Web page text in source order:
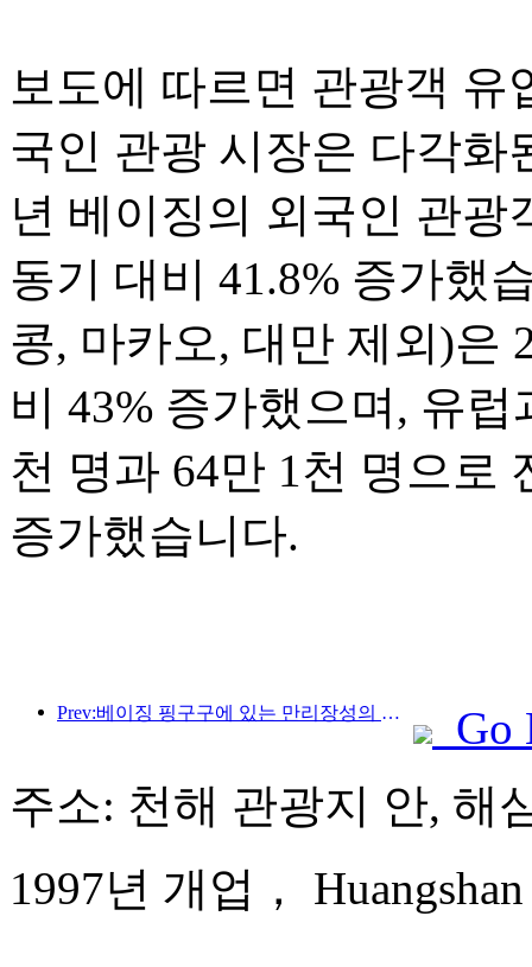
보도에 따르면 관광객
국인 관광 시장은 다각화
년 베이징의 외국인 관광
동기 대비 41.8% 증가했
콩, 마카오, 대만 제외)은
비 43% 증가했으며, 유
천 명과 64만 1천 명으로
증가했습니다.
Prev:베이징 핑구구에 있는 만리장성의 장쥔관 구간은 이르면 2026년 말에 일반에 개방될 예정이다.
Go
주소: 천해 관광지 안, 해
1997년 개업，